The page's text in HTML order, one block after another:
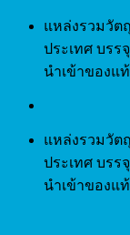
Skip
content
แหล่งรวมวัต
ประเทศ บร
นำเข้าของแท้
แหล่งรวมวัต
ประเทศ บร
นำเข้าของแท้